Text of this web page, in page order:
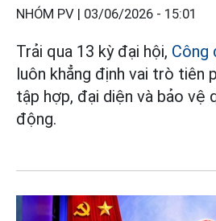
NHÓM PV | 03/06/2026 - 15:01
Trải qua 13 kỳ đại hội, Công
luôn khẳng định vai trò tiên
tập hợp, đại diện và bảo vệ
động.